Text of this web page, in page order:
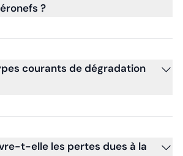
?
courants de dégradation
t-elle les pertes dues à la